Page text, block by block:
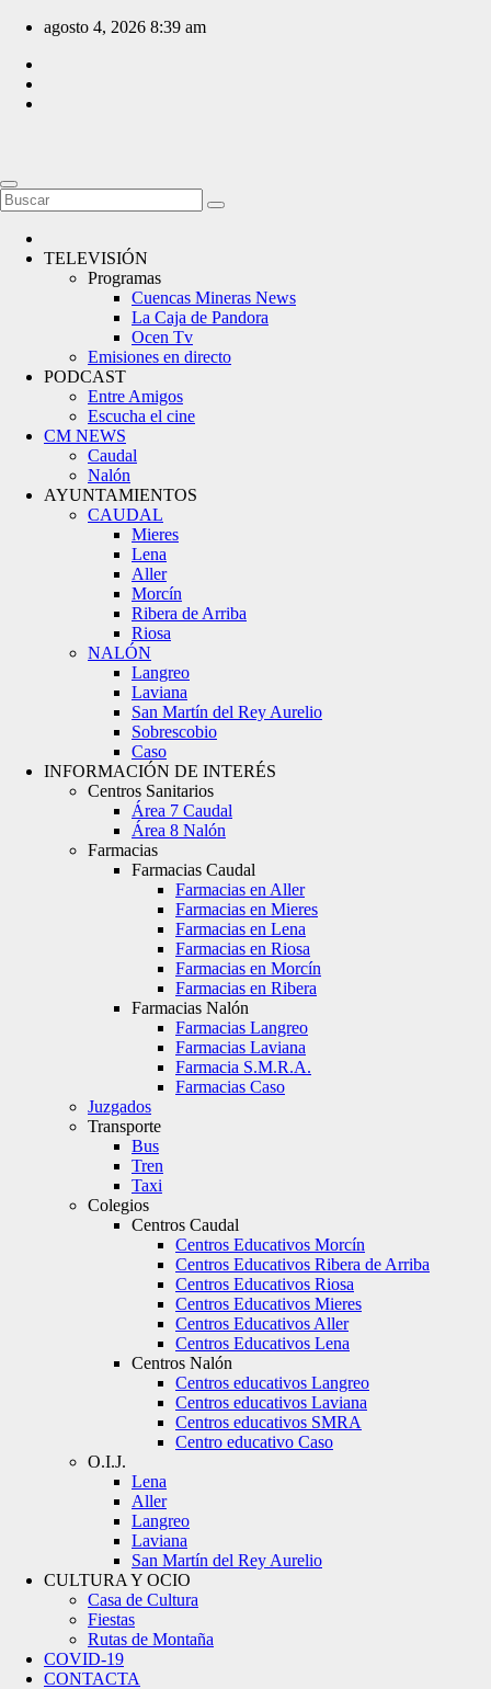
Saltar
contenido
agosto 4, 2026 8:39 am
TELEVISIÓN
Programas
Cuencas Mineras News
La Caja de Pandora
Ocen Tv
Emisiones en directo
PODCAST
Entre Amigos
Escucha el cine
CM NEWS
Caudal
Nalón
AYUNTAMIENTOS
CAUDAL
Mieres
Lena
Aller
Morcín
Ribera de Arriba
Riosa
NALÓN
Langreo
Laviana
San Martín del Rey Aurelio
Sobrescobio
Caso
INFORMACIÓN DE INTERÉS
Centros Sanitarios
Área 7 Caudal
Área 8 Nalón
Farmacias
Farmacias Caudal
Farmacias en Aller
Farmacias en Mieres
Farmacias en Lena
Farmacias en Riosa
Farmacias en Morcín
Farmacias en Ribera
Farmacias Nalón
Farmacias Langreo
Farmacias Laviana
Farmacia S.M.R.A.
Farmacias Caso
Juzgados
Transporte
Bus
Tren
Taxi
Colegios
Centros Caudal
Centros Educativos Morcín
Centros Educativos Ribera de Arriba
Centros Educativos Riosa
Centros Educativos Mieres
Centros Educativos Aller
Centros Educativos Lena
Centros Nalón
Centros educativos Langreo
Centros educativos Laviana
Centros educativos SMRA
Centro educativo Caso
O.I.J.
Lena
Aller
Langreo
Laviana
San Martín del Rey Aurelio
CULTURA Y OCIO
Casa de Cultura
Fiestas
Rutas de Montaña
COVID-19
CONTACTA